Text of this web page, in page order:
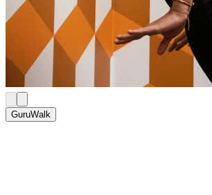
GuruWalk